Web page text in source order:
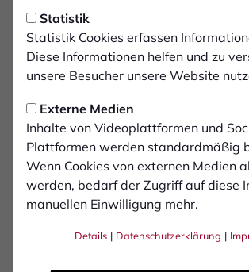
Statistik
Statistik Cookies erfassen
Diese Informationen helfen und zu
unsere Besucher unsere Website
Externe Medien
Inhalte von Videoplattformen und
Plattformen werden standardmäßig
Wenn Cookies von externen Medien
werden, bedarf der Zugriff auf diese
manuellen Einwilligung mehr.
Details | Datenschutzerklärung |
Maximilian Koch
Zuschauer:
896
Fotostrecke
von Monika Gajdzik